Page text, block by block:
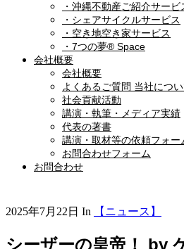
・沖縄不動産ご紹介サービ
・シェアサイクルサービス
・空き地空き家サービス
・7つの夢® Space
会社概要
会社概要
よくあるご質問 当社につ
社会貢献活動
講演・執筆・メディア実績
代表の著書
講演・取材等の依頼フォー
お問合わせフォーム
お問合わせ
2025年7月22日 In 【ニュース】
シーザーの皇帝！ by